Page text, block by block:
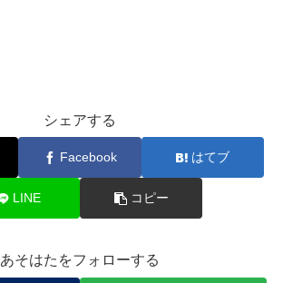
シェアする
Facebook はてブ
LINE コピー
あそはたをフォローする